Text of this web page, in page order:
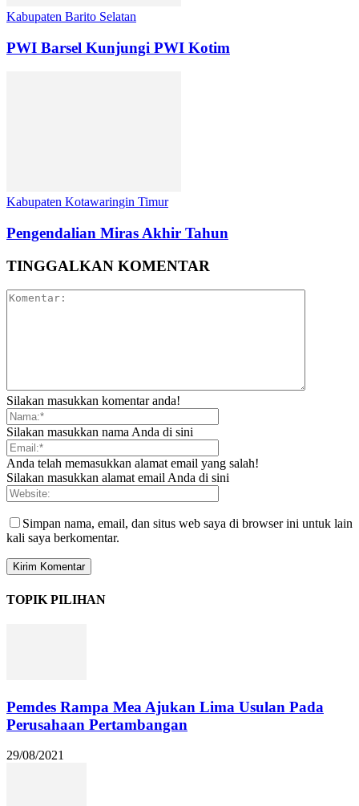
Kabupaten Barito Selatan
PWI Barsel Kunjungi PWI Kotim
Kabupaten Kotawaringin Timur
Pengendalian Miras Akhir Tahun
TINGGALKAN KOMENTAR
Silakan masukkan komentar anda!
Silakan masukkan nama Anda di sini
Anda telah memasukkan alamat email yang salah!
Silakan masukkan alamat email Anda di sini
Simpan nama, email, dan situs web saya di browser ini untuk lain
kali saya berkomentar.
TOPIK PILIHAN
Pemdes Rampa Mea Ajukan Lima Usulan Pada
Perusahaan Pertambangan
29/08/2021